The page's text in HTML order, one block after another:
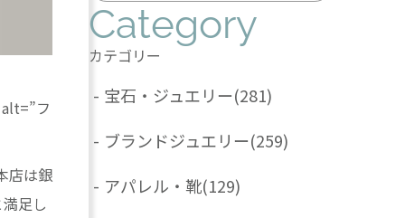
フ
店は銀
足し
Category
カテゴリー
- 宝石・ジュエリー(281)
- ブランドジュエリー(259)
- アパレル・靴(129)